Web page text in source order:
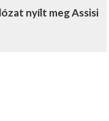
nyílt meg Assisi